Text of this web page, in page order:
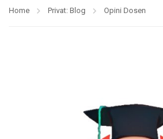
Home Privat: Blog Opini Dosen